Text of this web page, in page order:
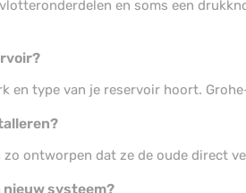
en soms een
en type van je reservoir hoort.
zo ontworpen dat ze de oude direct
nieuw systeem?